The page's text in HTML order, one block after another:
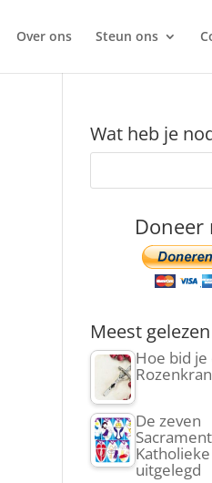
Over ons Steun ons
Wat heb je
Doneer
Meest gelezen
Hoe bid je
De zeven
uitgelegd